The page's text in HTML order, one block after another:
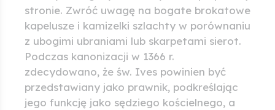
stronie. Zwróć uwagę na bogate brokatowe
kapelusze i kamizelki szlachty w porównaniu
z ubogimi ubraniami lub skarpetami sierot.
Podczas kanonizacji w 1366 r.
zdecydowano, że św. Ives powinien być
przedstawiany jako prawnik, podkreślając
jego funkcję jako sędziego kościelnego, a